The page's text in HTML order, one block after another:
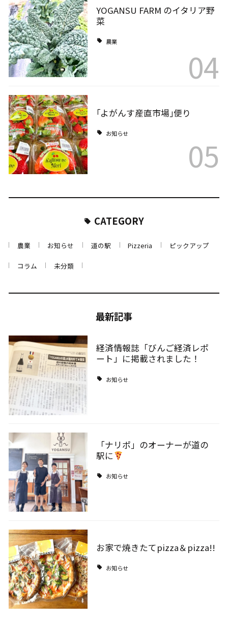
YOGANSU FARM のイタリア野
菜
農業
04
｢よがんす産直市場｣便り
お知らせ
05
CATEGORY
農業 お知らせ 道の駅 Pizzeria ピックアップ
コラム 未分類
最新記事
経済情報誌「びんご経済レポ
ート」に掲載されました！
お知らせ
「ナリポ」のオーナーが道の
駅に
お知らせ
お家で焼きたてpizza＆pizza!!
お知らせ